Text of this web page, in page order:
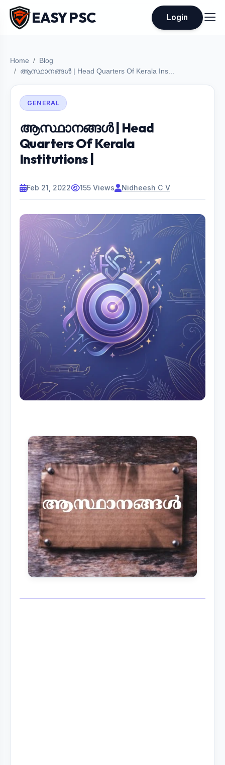
EASY PSC Login
Home
Blog
ആസ്ഥാനങ്ങൾ | Head Quarters Of Kerala Ins...
GENERAL
ആസ്ഥാനങ്ങൾ | Head
Quarters Of Kerala
Institutions |
Feb 21, 2022 155 Views Nidheesh C V